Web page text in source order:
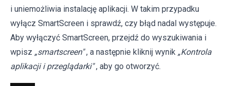
i uniemożliwia instalację aplikacji. W takim przypadku
wyłącz SmartScreen i sprawdź, czy błąd nadal występuje.
Aby wyłączyć SmartScreen, przejdź do wyszukiwania i
wpisz „smartscreen" , a następnie kliknij wynik „Kontrola
aplikacji i przeglądarki" , aby go otworzyć.